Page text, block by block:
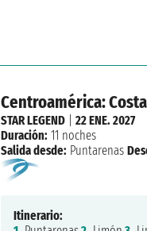
Centroamérica:
STAR LEGEND |22 ENE. 2027
Duración: 11 noches
Salida desde: Puntarenas
Itinerario: